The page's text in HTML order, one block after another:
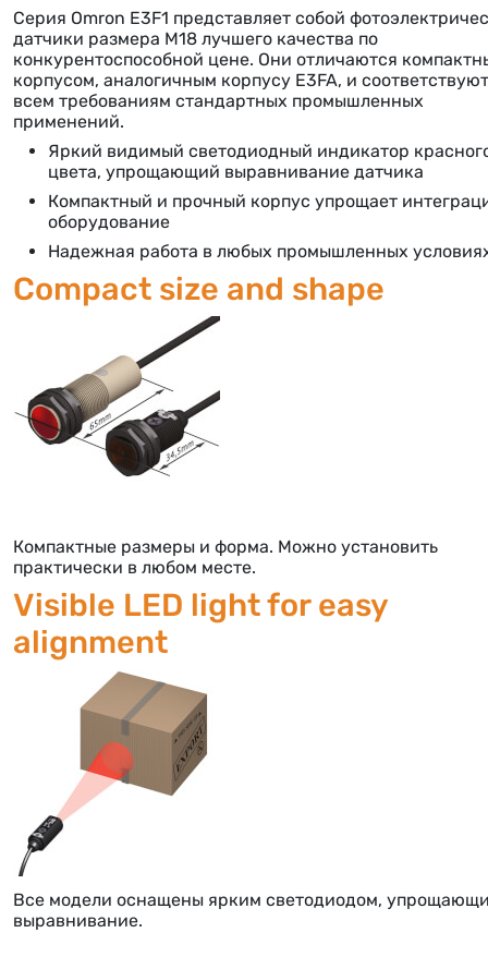
Серия Omron E3F1 представляет собой
датчики размера M18 лучшего качества по
конкурентоспособной цене. Они отличаются
корпусом, аналогичным корпусу E3FA, и соответствуют
всем требованиям стандартных промышленных
применений.
Яркий видимый светодиодный индикатор
цвета, упрощающий выравнивание датчика
Компактный и прочный корпус упрощает
оборудование
Надежная работа в любых промышленных
Compact size and shape
Компактные размеры и форма. Можно установить
практически в любом месте.
Visible LED light for easy
alignment
Все модели оснащены ярким светодиодом,
выравнивание.